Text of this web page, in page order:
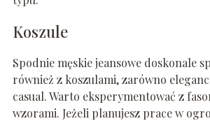
Koszule
Spodnie męskie jeansowe doskonale
również z koszulami, zarówno
casual. Warto eksperymentować z
wzorami. Jeżeli planujesz prace w